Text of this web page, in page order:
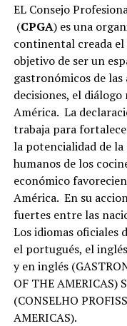
EL Consejo
(CPGA) es una
continental creada
objetivo de ser un
gastronómicos de
decisiones, el
América. La
trabaja para
la potencialidad de
humanos de los
económico
América. En su
fuertes entre las
Los idiomas oficiales
el portugués, el
y en inglés
OF THE AMERICAS)
(CONSELHO
AMERICAS).